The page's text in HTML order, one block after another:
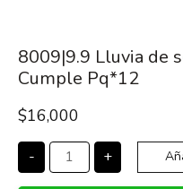
8009|9.9 Lluvia de
Cumple Pq*12
$16,000
- +